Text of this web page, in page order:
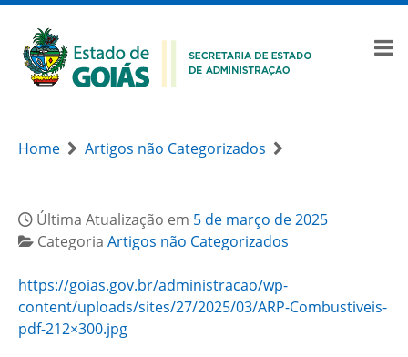
Home Artigos não Categorizados
Última Atualização em 5 de março de 2025
Categoria Artigos não Categorizados
https://goias.gov.br/administracao/wp-
content/uploads/sites/27/2025/03/ARP-Combustiveis-
pdf-212×300.jpg